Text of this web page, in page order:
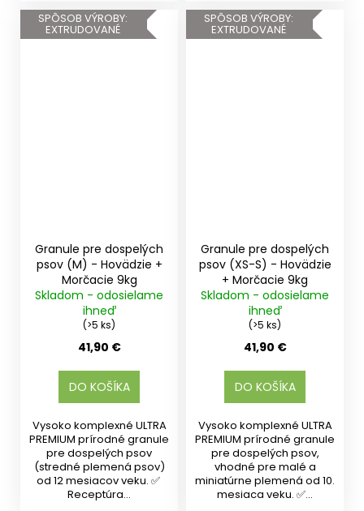
SPÔSOB VÝROBY:
EXTRUDOVANÉ
Granule pre dospelých
psov (M) - Hovädzie +
Morčacie 9kg
Skladom - odosielame
ihneď
(>5 ks)
41,90 €
DO KOŠÍKA
Vysoko komplexné ULTRA
PREMIUM prírodné granule
pre dospelých psov
(stredné plemená psov)
od 12 mesiacov veku. ✅
Receptúra...
SPÔSOB VÝROBY:
EXTRUDOVANÉ
Granule pre dospelých
psov (XS-S) - Hovädzie
+ Morčacie 9kg
Skladom - odosielame
ihneď
(>5 ks)
41,90 €
DO KOŠÍKA
Vysoko komplexné ULTRA
PREMIUM prírodné granule
pre dospelých psov,
vhodné pre malé a
miniatúrne plemená od 10.
mesiaca veku. ✅...